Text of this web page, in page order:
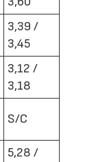
3,39 /
3,45
3,12 /
3,18
S/C
5,28 /